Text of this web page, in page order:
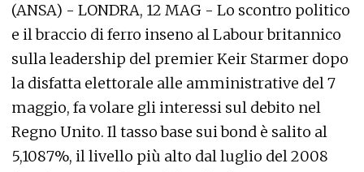
(ANSA) - LONDRA, 12 MAG - Lo scontro politico
e il braccio di ferro inseno al Labour britannico
sulla leadership del premier Keir Starmer dopo
la disfatta elettorale alle amministrative del 7
maggio, fa volare gli interessi sul debito nel
Regno Unito. Il tasso base sui bond è salito al
5,1087%, il livello più alto dal luglio del 2008